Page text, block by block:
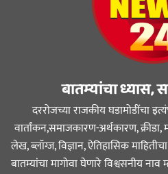
बातम्यांचा
दररोजच्या राजकीय घडामोडींचा
वार्तांकन,समाजकारण-अर्थकारण, क्रीडा,
लेख, ब्लॉग्ज, विज्ञान, ऐतिहासिक
बातम्यांचा मागोवा घेणारे विश्वसनीय